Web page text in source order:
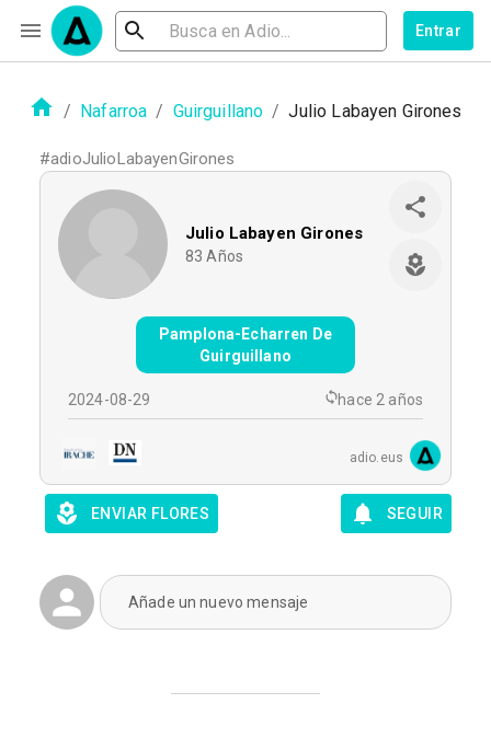
Entrar
/ Nafarroa / Guirguillano / Julio Labayen Girones
#adioJulioLabayenGirones
Julio Labayen Girones
83 Años
Pamplona-Echarren De
Guirguillano
2024-08-29 hace 2 años
adio.eus
ENVIAR FLORES SEGUIR
Añade un nuevo mensaje